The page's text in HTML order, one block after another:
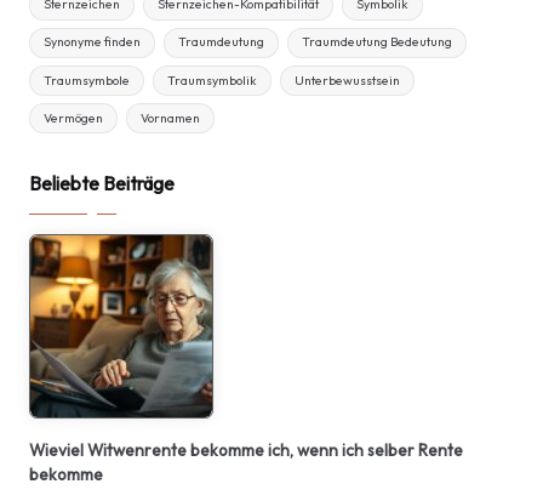
Sternzeichen Sternzeichen-Kompatibilität Symbolik
Synonyme finden Traumdeutung Traumdeutung Bedeutung
Traumsymbole Traumsymbolik Unterbewusstsein
Vermögen Vornamen
Beliebte Beiträge
Wieviel Witwenrente bekomme ich, wenn ich selber Rente
bekomme